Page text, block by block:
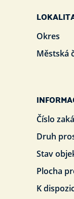
Okres
Městská
Číslo
Druh
Stav
Plocha
K